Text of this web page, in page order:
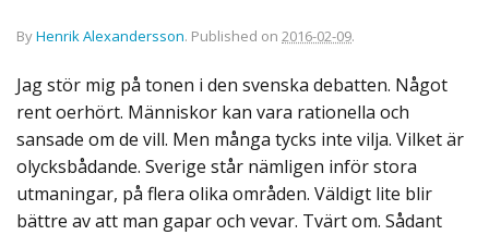
ByHenrik Alexandersson. Published on 2016-02-09.
Jag stör mig på tonen i den svenska debatten. Något
rent oerhört. Människor kan vara rationella och
sansade om de vill. Men många tycks inte vilja. Vilket är
olycksbådande. Sverige står nämligen inför stora
utmaningar, på flera olika områden. Väldigt lite blir
bättre av att man gapar och vevar. Tvärt om. Sådant